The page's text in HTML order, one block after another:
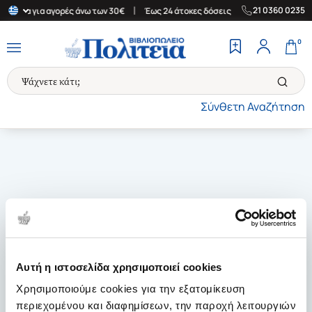
Αυτή η ιστοσελίδα χρησιμοποιεί cookies
Χρησιμοποιούμε cookies για την εξατομίκευση
περιεχομένου και διαφημίσεων, την παροχή λειτουργιών
για αγορές άνω των 30€ Έως 24 άτοκες δόσεις | Δωρεάν
21 0360 0235
Σύνθετη Αναζήτηση
0